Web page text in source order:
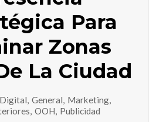
Para
Zonas
La Ciudad
, General, Marketing,
, OOH, Publicidad